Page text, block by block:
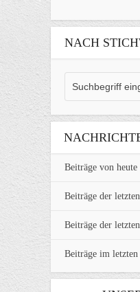
NACH
Beiträge von heute
Beiträge der
Beiträge der
Beiträge im